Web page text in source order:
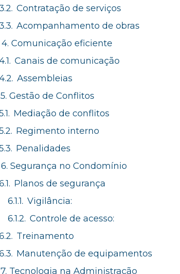
Contratação de serviços
Acompanhamento de obras
4. Comunicação eficiente
Canais de comunicação
Assembleias
5. Gestão de Conflitos
Mediação de conflitos
Regimento interno
Penalidades
6. Segurança no Condomínio
Planos de segurança
Vigilância:
Controle de acesso:
Treinamento
Manutenção de equipamentos
7. Tecnologia na Administração